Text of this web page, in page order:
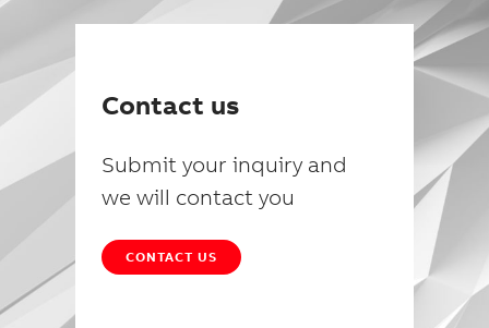
Contact us
Submit your inquiry and
we will contact you
CONTACT US